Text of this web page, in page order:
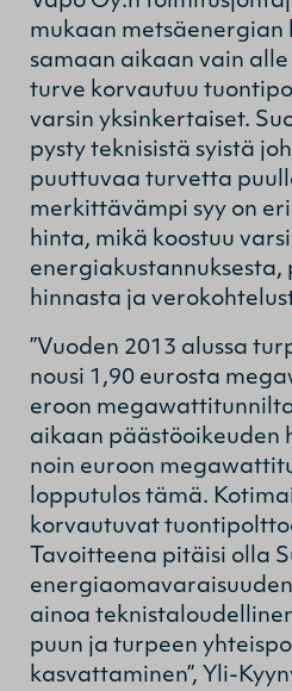
mukaan metsäenergian
samaan aikaan vain alle
turve korvautuu
varsin yksinkertaiset.
pysty teknisistä syistä
puuttuvaa turvetta
merkittävämpi syy on
hinta, mikä koostuu
energiakustannuksesta,
hinnasta ja
”Vuoden 2013 alussa
nousi 1,90 eurosta
eroon
aikaan päästöoikeuden
noin euroon
lopputulos tämä.
korvautuvat
Tavoitteena pitäisi olla
ainoa
puun ja turpeen
kasvattaminen”, Yli-